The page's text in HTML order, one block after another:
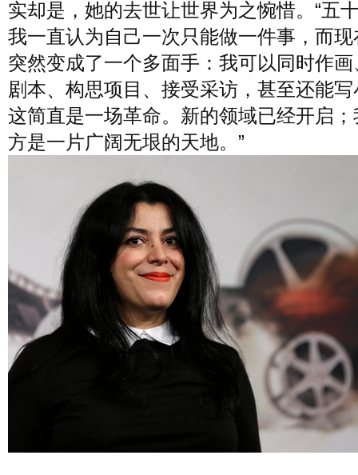
实却是，她的去世让世界为之惋惜。“五
我一直认为自己一次只能做一件事，而
突然变成了一个多面手：我可以同时作
剧本、构思项目、接受采访，甚至还能
这简直是一场革命。新的领域已经开启
方是一片广阔无垠的天地。”